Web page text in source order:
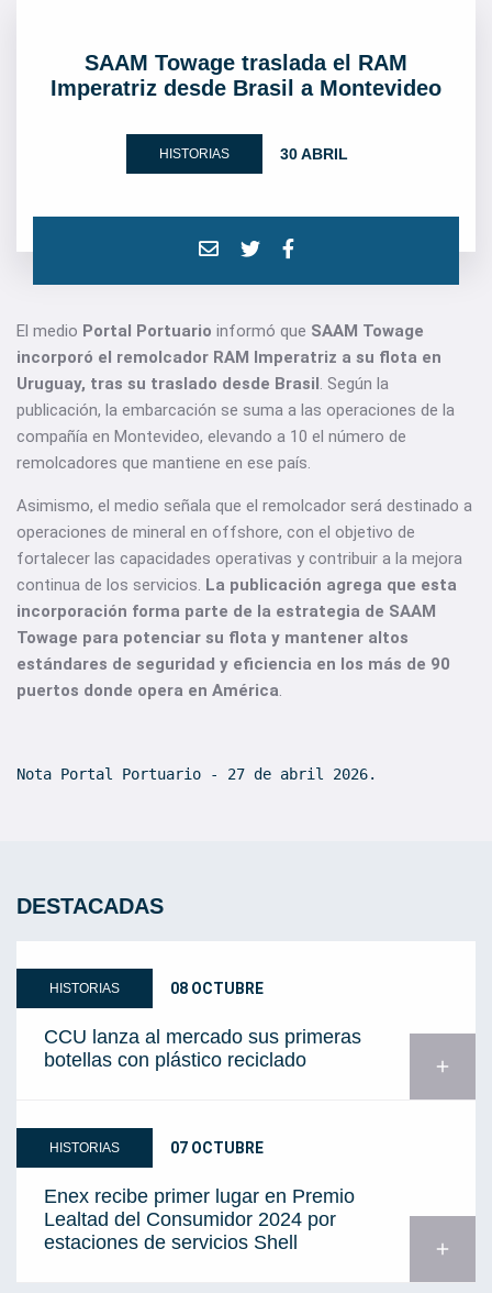
SAAM Towage traslada el RAM
Imperatriz desde Brasil a Montevideo
HISTORIAS 30 ABRIL
El medio Portal Portuario informó que SAAM Towage
incorporó el remolcador RAM Imperatriz a su flota en
Uruguay, tras su traslado desde Brasil. Según la
publicación, la embarcación se suma a las operaciones de la
compañía en Montevideo, elevando a 10 el número de
remolcadores que mantiene en ese país.
Asimismo, el medio señala que el remolcador será destinado a
operaciones de mineral en offshore, con el objetivo de
fortalecer las capacidades operativas y contribuir a la mejora
continua de los servicios. La publicación agrega que esta
incorporación forma parte de la estrategia de SAAM
Towage para potenciar su flota y mantener altos
estándares de seguridad y eficiencia en los más de 90
puertos donde opera en América.
Nota Portal Portuario - 27 de abril 2026.
DESTACADAS
HISTORIAS 08 OCTUBRE
CCU lanza al mercado sus primeras
botellas con plástico reciclado
add
HISTORIAS 07 OCTUBRE
Enex recibe primer lugar en Premio
Lealtad del Consumidor 2024 por
estaciones de servicios Shell
add